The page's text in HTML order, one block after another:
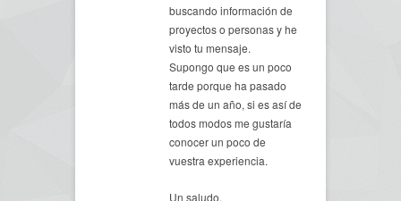
buscando información de
proyectos o personas y he
visto tu mensaje.
Supongo que es un poco
tarde porque ha pasado
más de un año, si es así de
todos modos me gustaría
conocer un poco de
vuestra experiencia.
Un saludo,